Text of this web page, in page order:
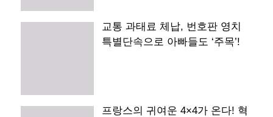
교통 과태료 체납, 번호판 영치
특별단속으로 아빠들도 ‘주목’!
프랑스의 귀여운 4×4가 온다! 혁